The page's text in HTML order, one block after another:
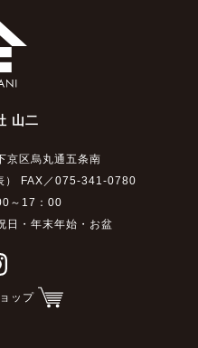
山二
京区烏丸通五条南
） FAX／075-341-0780
～17：00
日・年末年始・お盆
ップ